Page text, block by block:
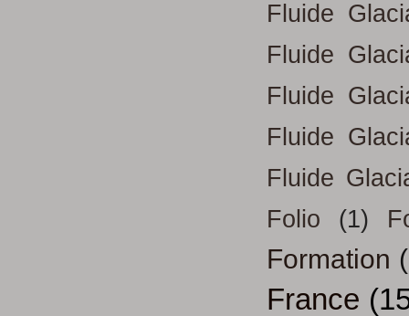
Fluide
Fluide
Fluide
Fluide
Fluide
Folio
(1)
Formation
France